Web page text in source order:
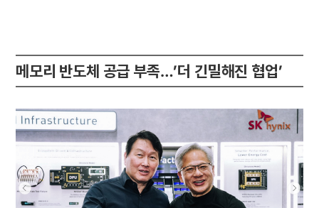
메모리 반도체 공급 부족…’더 긴밀해진 협업’